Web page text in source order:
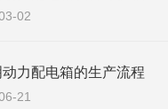
02
动力配电箱的生产流程
21